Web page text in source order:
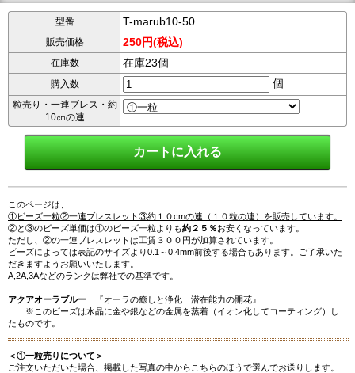
型番 T-marub10-50
販売価格 250円(税込)
在庫数 在庫23個
購入数 個
粒売り・一連ブレス・約
10㎝の連
このページは、
①ビーズ一粒②一連ブレスレット③約１０cmの連（１０粒の連）を販売しています。
②と③のビーズ単価は①のビーズ一粒よりも約２５％お安くなっています。
ただし、②の一連ブレスレットは工賃３００円が加算されています。
ビーズによっては表記のサイズより0.1～0.4mm前後する場合もあります。ご了承いた
だきますようお願いいたします。
A,2A,3Aなどのランクは弊社での基準です。
アクアオーラブルー 『オーラの癒しと浄化 潜在能力の開花』
※このビーズは水晶に金や銀などの金属を蒸着（イオン化してコーティング）し
たものです。
＜①一粒売りについて＞
ご注文いただいた場合、掲載した写真の中からこちらのほうで選んでお送りします。